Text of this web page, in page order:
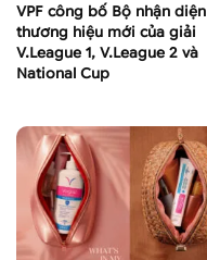
VPF công bố Bộ nhận diện
thương hiệu mới của giải
V.League 1, V.League 2 và
National Cup